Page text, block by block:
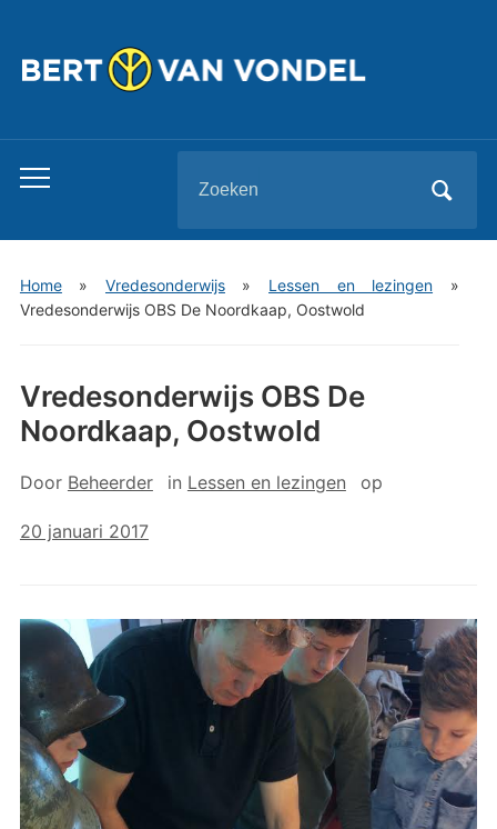
Toggle
menu
naar:
Home» Vredesonderwijs» Lessen en lezingen »
Vredesonderwijs OBS De Noordkaap, Oostwold
Vredesonderwijs OBS De
Noordkaap, Oostwold
Door Beheerder in Lessen en lezingen op
20 januari 2017